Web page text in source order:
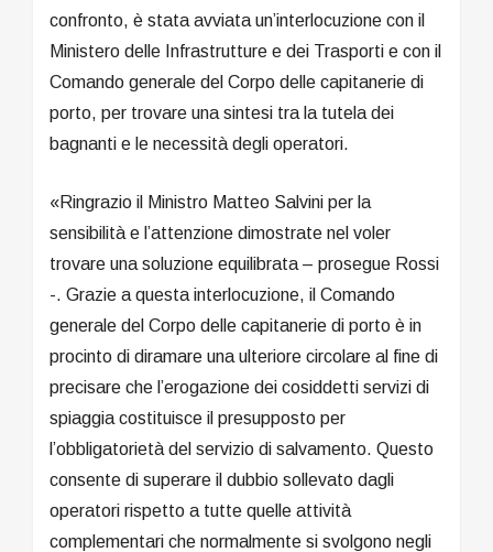
confronto, è stata avviata un’interlocuzione con il
Ministero delle Infrastrutture e dei Trasporti e con il
Comando generale del Corpo delle capitanerie di
porto, per trovare una sintesi tra la tutela dei
bagnanti e le necessità degli operatori.
«Ringrazio il Ministro Matteo Salvini per la
sensibilità e l’attenzione dimostrate nel voler
trovare una soluzione equilibrata – prosegue Rossi
-. Grazie a questa interlocuzione, il Comando
generale del Corpo delle capitanerie di porto è in
procinto di diramare una ulteriore circolare al fine di
precisare che l’erogazione dei cosiddetti servizi di
spiaggia costituisce il presupposto per
l’obbligatorietà del servizio di salvamento. Questo
consente di superare il dubbio sollevato dagli
operatori rispetto a tutte quelle attività
complementari che normalmente si svolgono negli